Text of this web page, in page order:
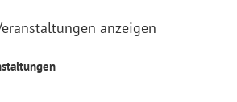
anzeigen